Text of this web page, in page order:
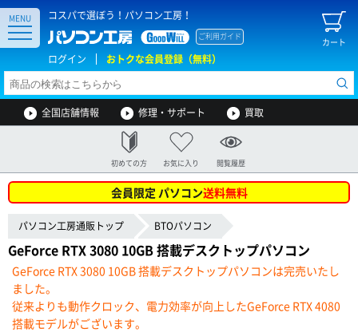
コスパで選ぼう！パソコン工房！
カート
ご利用ガイド
ログイン おトクな会員登録（無料）
MENU
全国店舗情報 修理・サポート 買取
初めての方 お気に入り 閲覧履歴
会員限定 パソコン送料無料
パソコン工房通販トップ BTOパソコン
GeForce RTX 3080 10GB 搭載デスクトップパソコン
GeForce RTX 3080 10GB 搭載デスクトップパソコンは完売いたし
ました。
従来よりも動作クロック、電力効率が向上したGeForce RTX 4080
搭載モデルがございます。